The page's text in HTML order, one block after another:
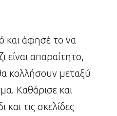
και άφησέ το να
είναι απαραίτητο,
κολλήσουν μεταξύ
Καθάρισε και
τις σκελίδες